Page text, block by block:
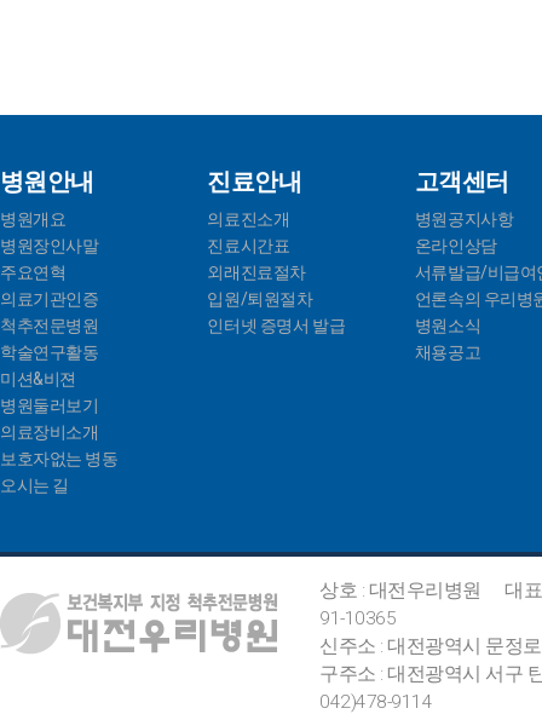
병원안내
병원개요
병원장인사말
주요연혁
의료기관인증
척추전문병원
학술연구활동
미션&비젼
병원둘러보기
의료장비소개
보호자없는 병동
오시는 길
진료안내
의료진소개
진료시간표
외래진료절차
입원/퇴원절차
인터넷 증명서 발급
고객센터
병원공지사항
온라인상담
서류발급/비급여
언론속의 우리병
병원소식
채용공고
상호 : 대전우리병원
대
91-10365
신주소 : 대전광역시 문정
구주소 : 대전광역시 서구
042)478-9114